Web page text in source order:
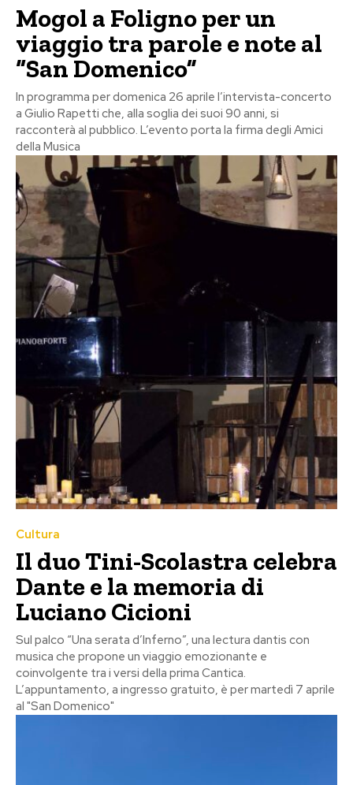
Mogol a Foligno per un
viaggio tra parole e note al
“San Domenico”
In programma per domenica 26 aprile l’intervista-concerto
a Giulio Rapetti che, alla soglia dei suoi 90 anni, si
racconterà al pubblico. L’evento porta la firma degli Amici
della Musica
Cultura
Il duo Tini-Scolastra celebra
Dante e la memoria di
Luciano Cicioni
Sul palco “Una serata d’Inferno”, una lectura dantis con
musica che propone un viaggio emozionante e
coinvolgente tra i versi della prima Cantica.
L’appuntamento, a ingresso gratuito, è per martedì 7 aprile
al "San Domenico"